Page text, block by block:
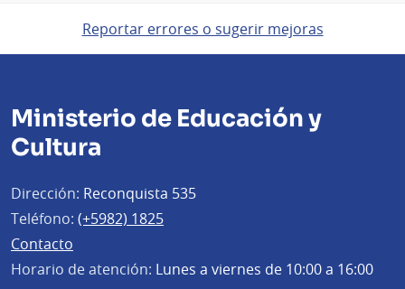
Reportar errores o sugerir mejoras
Ministerio de Educación y
Cultura
Dirección: Reconquista 535
Teléfono: (+5982) 1825
Contacto
Horario de atención: Lunes a viernes de 10:00 a 16:00